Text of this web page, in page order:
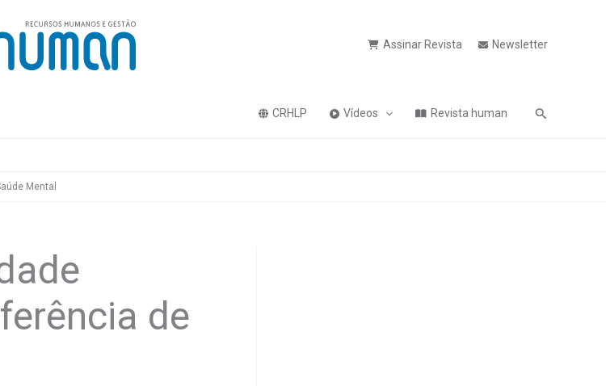
Assinar Revista Newsletter
CRHLP Vídeos Revista human Pesquisa
Mental
de